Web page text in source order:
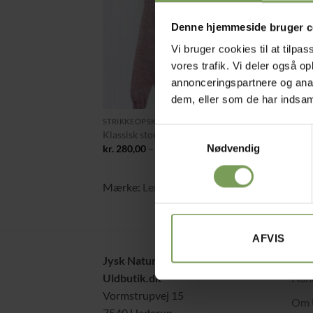
Denne hjemmeside bruger
Vi bruger cookies til at
vores trafik. Vi deler også
annonceringspartnere og
dem, eller som de har
Nødvendig
AFVIS
STRIKKEOPSKRIFTER
Klassisk stortrøje i Naturuld
kr.280,00 –
Prisinterval:
kr. 360,00
Mærke: Lene trojel Berthelsen
Jysk Naturpleje ApS
Uldbutik.dk
Vormstrupvej 15
Alt
Om